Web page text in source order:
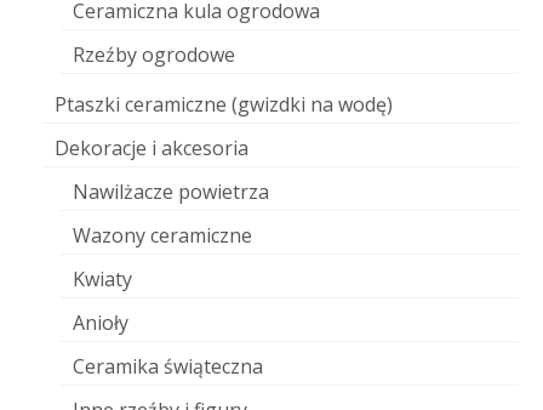
Ceramiczna kula ogrodowa
Rzeźby ogrodowe
Ptaszki ceramiczne (gwizdki na wodę)
Dekoracje i akcesoria
Nawilżacze powietrza
Wazony ceramiczne
Kwiaty
Anioły
Ceramika świąteczna